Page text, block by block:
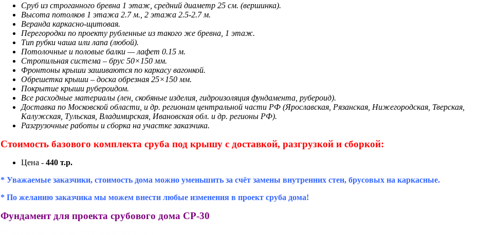
Сруб из строганного бревна 1 этаж, средний диаметр 25 см. (вершинка).
Высота потолков 1 этажа 2.7 м., 2 этажа 2.5-2.7 м.
Веранда каркасно-щитовая.
Перегородки по проекту рубленные из такого же бревна, 1 этаж.
Тип рубки чаша или лапа (любой).
Потолочные и половые балки — лафет 0.15 м.
Стропильная система – брус 50×150 мм.
Фронтоны крыши зашиваются по каркасу вагонкой.
Обрешетка крыши – доска обрезная 25×150 мм.
Покрытие крыши рубероидом.
Все расходные материалы (лен, скобяные изделия, гидроизоляция фундамента, рубероид).
Доставка по Московской области, и др. регионам центральной части РФ (Ярославская, Рязанская, Нижегородская, Тверская,
Калужская, Тульская, Владимирская, Ивановская обл. и др. регионы РФ).
Разгрузочные работы и сборка на участке заказчика.
Стоимость базового комплекта сруба под крышу с доставкой, разгрузкой и сборкой:
Цена - 440 т.р.
* Уважаемые заказчики, стоимость дома можно уменьшить за счёт замены внутренних стен, брусовых на каркасные.
* По желанию заказчика мы можем внести любые изменения в проект сруба дома!
Фундамент для проекта срубового дома СР-30